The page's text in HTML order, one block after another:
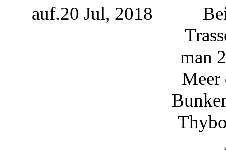
auf.20 Jul, 2018
man
Meer